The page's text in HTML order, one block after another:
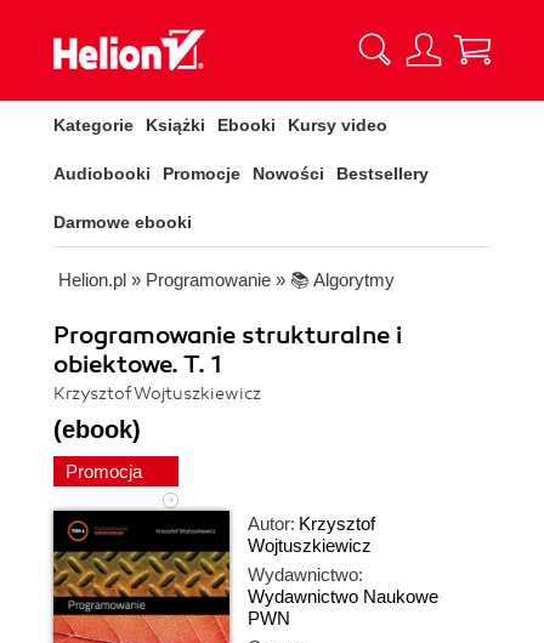
Kategorie Książki Ebooki Kursy video
Audiobooki Promocje Nowości Bestsellery
Darmowe ebooki
Helion.pl » Programowanie » 📚 Algorytmy
Programowanie strukturalne i
obiektowe. T. 1
Krzysztof Wojtuszkiewicz
(ebook)
Promocja
Autor: Krzysztof
Wojtuszkiewicz
Wydawnictwo:
Wydawnictwo Naukowe
PWN